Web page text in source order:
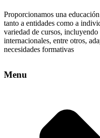
Proporcionamos una
tanto a entidades como a
variedad de cursos,
internacionales, entre otros,
necesidades formativas
Menu